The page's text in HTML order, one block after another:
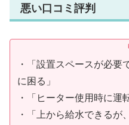
悪い口コミ評判
・「設置スペースが必要
に困る」
・「ヒーター使用時に運
・「上から給水できるが